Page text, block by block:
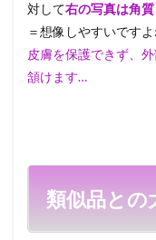
対して右の写真は角
＝想像しやすいですよ
皮膚を保護できず、
頷けます…
類似品との